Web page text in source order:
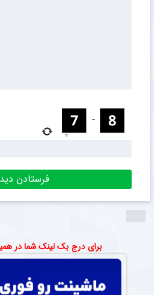
−
=
برای درج بک لینک شما در